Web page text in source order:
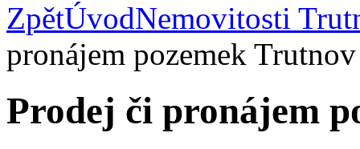
ZpětÚvodNemovitosti
pronájem pozemek Trutnov
Prodej či pronájem